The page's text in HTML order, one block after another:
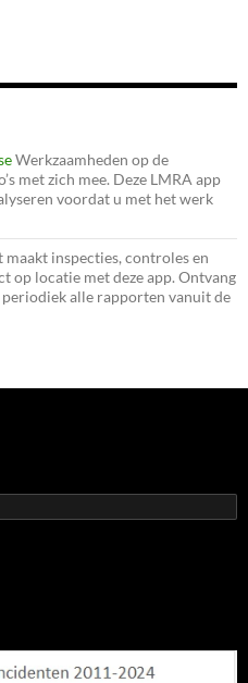
Werkzaamheden op de
met zich mee. Deze LMRA app
voordat u met het werk
maakt inspecties, controles en
op locatie met deze app. Ontvang
alle rapporten vanuit de